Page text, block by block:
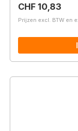
Normale prijs:
CHF 10,83
Prijzen excl. BTW en